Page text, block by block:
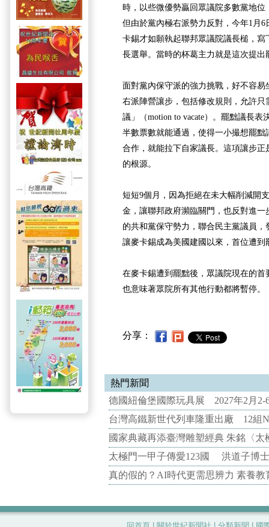
時，以些微優勢贏回眾議院多數黨地
但由於黨內極右派勢力反對，今年1月6
卡錫才如願執起聯邦眾議院議長槌，寫
長選舉。當時的杯葛主力就是這次提出
面對黨內保守派的強力挑戰，好不容
右派陣營讓步，包括修改規則，允許
議」（motion to vacate）。罷黜議長表
半數票數就能通過，使得一小撮想罷
合作，就能拉下自家議長。這項讓步
的根源。
短短9個月，因為拒絕在未大幅削減開
金，讓聯邦政府瀕臨關門，也反對進
的共和黨保守勢力，聯合民主黨議員
讓麥卡錫成為美國建國以來，首位遭到
在麥卡錫遭到罷黜後，眾議院現在的
也意味著眾院所有其他行動都將暫停。
分享：
熱門新聞
德國紐倫堡國際玩具展 2027年2月2-
台灣高鐵新世代列車隆重出廠 12組
國家典藏再添臺灣雕塑經典 朱銘〈
太極門一甲子傳愛123國 洪道子博
真的假的？AI時代更需思辨力 素養